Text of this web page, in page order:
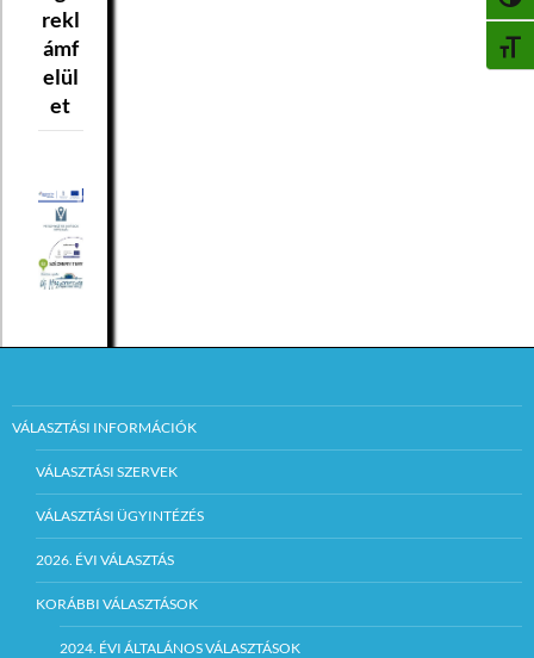
rekl
ámf
elül
et
VÁLASZTÁSI INFORMÁCIÓK
VÁLASZTÁSI SZERVEK
VÁLASZTÁSI ÜGYINTÉZÉS
2026. ÉVI VÁLASZTÁS
KORÁBBI VÁLASZTÁSOK
2024. ÉVI ÁLTALÁNOS VÁLASZTÁSOK